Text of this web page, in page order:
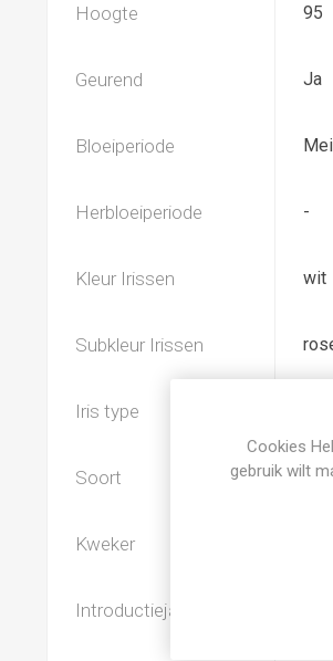
Hoogte 95
Geurend Ja
Bloeiperiode
Herbloeiperiode -
Kleur Irissen wit
Subkleur Irissen
Iris type
Soort Iris
Kweker
Introductiejaar
Cookies
gebruik wilt